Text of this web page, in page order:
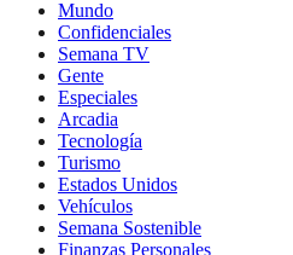
Mundo
Confidenciales
Semana TV
Gente
Especiales
Arcadia
Tecnología
Turismo
Estados Unidos
Vehículos
Semana Sostenible
Finanzas Personales